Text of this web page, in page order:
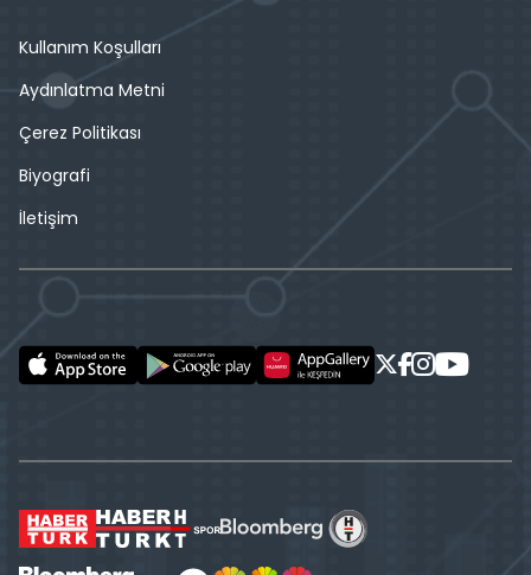
Kullanım Koşulları
Aydınlatma Metni
Çerez Politikası
Biyografi
İletişim